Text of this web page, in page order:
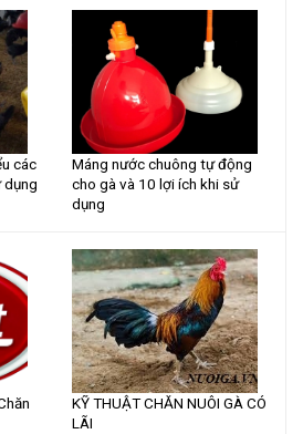
các
dụng
Máng nước chuông tự động
cho gà và 10 lợi ích khi sử
dụng
KỸ THUẬT CHĂN NUÔI GÀ CÓ
LÃI